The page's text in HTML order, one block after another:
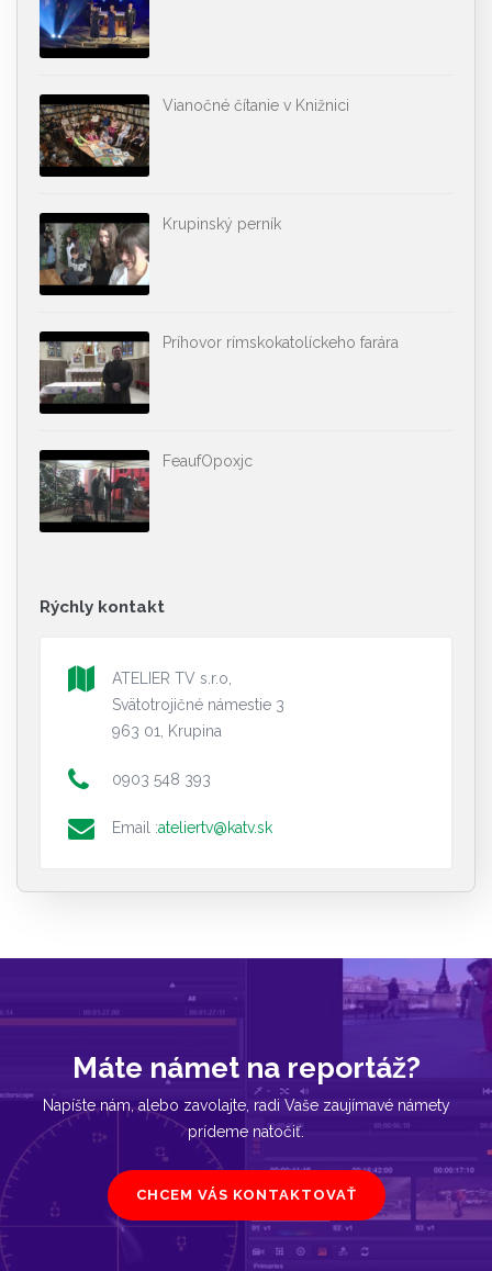
Vianočné čítanie v Knižnici
Krupinský perník
Príhovor rímskokatolíckeho farára
FeaufOpoxjc
Rýchly kontakt
ATELIER TV s.r.o,
Svätotrojičné námestie 3
963 01, Krupina
0903 548 393
Email :ateliertv@katv.sk
Máte námet na reportáž?
Napíšte nám, alebo zavolajte, radi Vaše zaujímavé námety
prídeme natočiť.
CHCEM VÁS KONTAKTOVAŤ